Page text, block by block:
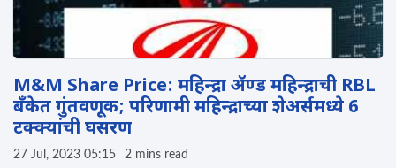
M&M Share Price: महिन्द्रा ॲण्ड महिन्द्राची RBL
बँकेत गुंतवणूक; परिणामी महिन्द्राच्या शेअर्समध्ये 6
टक्क्यांची घसरण
27 Jul, 2023 05:15 2 mins read